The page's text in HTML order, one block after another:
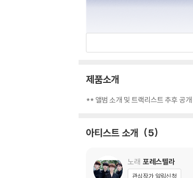
제품소개
** 앨범 소개 및 트랙리스트 추후 공
아티스트 소개 5
노래 포레스텔라
관심작가 알림신청